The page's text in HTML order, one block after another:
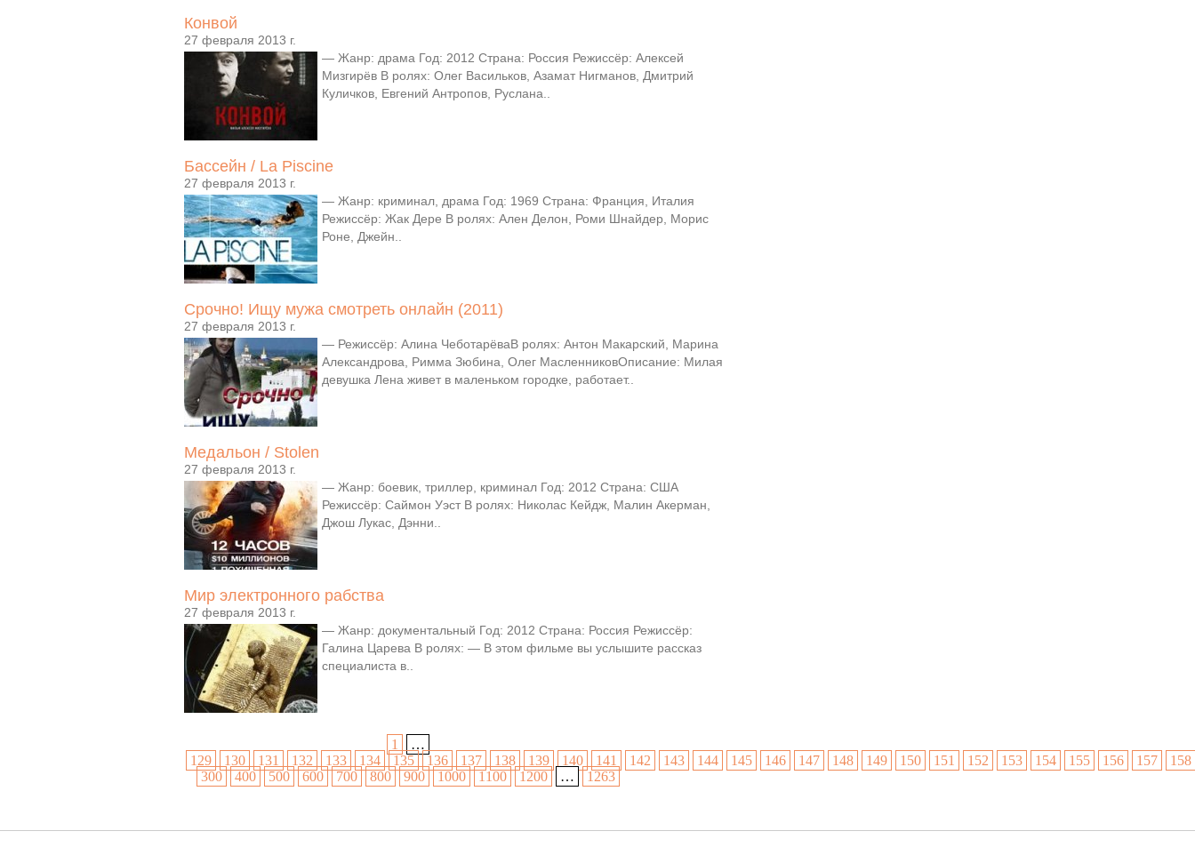
Конвой
27 февраля 2013 г.
— Жанр: драма Год: 2012 Страна: Россия Режиссёр: Алексей
Мизгирёв В ролях: Олег Васильков, Азамат Нигманов, Дмитрий
Куличков, Евгений Антропов, Руслана..
Бассейн / La Piscine
27 февраля 2013 г.
— Жанр: криминал, драма Год: 1969 Страна: Франция, Италия
Режиссёр: Жак Дере В ролях: Ален Делон, Роми Шнайдер, Морис
Роне, Джейн..
Срочно! Ищу мужа смотреть онлайн (2011)
27 февраля 2013 г.
— Режиссёр: Алина ЧеботарёваВ ролях: Антон Макарский, Марина
Александрова, Римма Зюбина, Олег МасленниковОписание: Милая
девушка Лена живет в маленьком городке, работает..
Медальон / Stolen
27 февраля 2013 г.
— Жанр: боевик, триллер, криминал Год: 2012 Страна: США
Режиссёр: Саймон Уэст В ролях: Николас Кейдж, Малин Акерман,
Джош Лукас, Дэнни..
Мир электронного рабства
27 февраля 2013 г.
— Жанр: документальный Год: 2012 Страна: Россия Режиссёр:
Галина Царева В ролях: — В этом фильме вы услышите рассказ
специалиста в..
1
…
129
130 131 132 133 134 135 136 137 138 139 140 141 142 143 144 145 146 147 148 149 150 151 152 153 154 155 156 157
158
300
400 500 600 700 800 900 1000 1100 1200 … 1263